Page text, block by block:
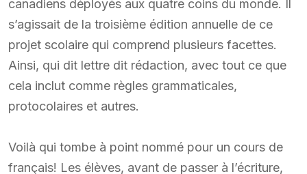
canadiens déployés aux quatre coins du monde. Il
s’agissait de la troisième édition annuelle de ce
projet scolaire qui comprend plusieurs facettes.
Ainsi, qui dit lettre dit rédaction, avec tout ce que
cela inclut comme règles grammaticales,
protocolaires et autres.
Voilà qui tombe à point nommé pour un cours de
français! Les élèves, avant de passer à l’écriture,